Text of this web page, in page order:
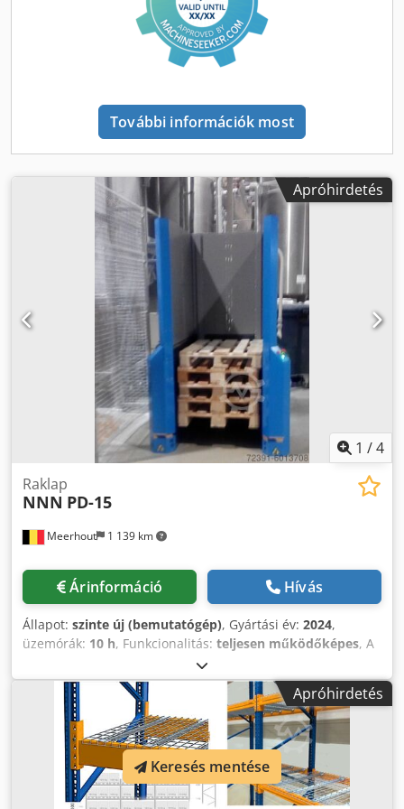
nyomógombjaival. Maximális nyílás: 1800 mm / minimális:
320 mm Dcedoy Ufiaspfx Abksk Maximális súly: 1000 kg
További információk most
Apróhirdetés
1 /4
Meerhout 1 139 km
Raklap
NNN PD-15
Árinformáció Hívás
Állapot: szinte új (bemutatógép), Gyártási év: 2024,
üzemórák: 10 h, Funkcionalitás: teljesen működőképes, A
raklapadagolók vagy raklapraktárak az üres raklapok
automatikus, kézi beavatkozás nélküli egymásra- és
lepakolására szolgálnak. (Palomat) Az üres raklapok be- és
kirakodása 15 raklap magas raklapkötegig történik
közönséges vagy elektromos raklapszállító segítségével. A
raklapok egymásra rakásának ez az ergonomikus és
biztonságos módja hatalmas könnyebbséget jelent a
dolgozó számára. PD15 típus Dcjdpfsg Du Epex Abksk Jó
Apróhirdetés
Keresés mentése